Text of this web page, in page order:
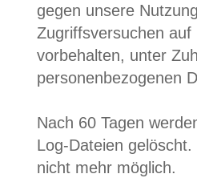
gegen unsere
Zugriffsversuchen
vorbehalten, unter
personenbezogenen
Nach 60 Tagen
Log-Dateien
nicht mehr möglich.